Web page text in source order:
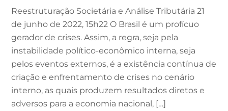
Reestruturação Societária e Análise Tributária 21
de junho de 2022, 15h22 O Brasil é um profícuo
gerador de crises. Assim, a regra, seja pela
instabilidade político-econômico interna, seja
pelos eventos externos, é a existência contínua de
criação e enfrentamento de crises no cenário
interno, as quais produzem resultados diretos e
adversos para a economia nacional, […]